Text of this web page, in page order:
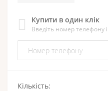
Купити в один клік
Введіть номер телефону
Кількість: